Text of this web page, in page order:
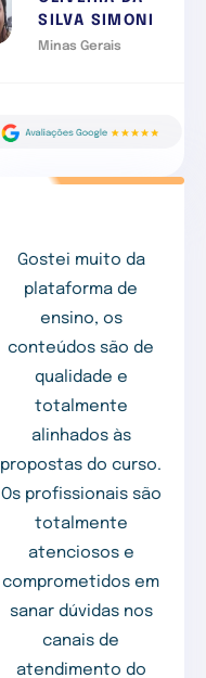
SILVA SIMONI
Minas Gerais
Gostei muito da
plataforma de
ensino, os
conteúdos são de
qualidade e
totalmente
alinhados às
propostas do curso.
Os profissionais são
totalmente
atenciosos e
comprometidos em
sanar dúvidas nos
canais de
atendimento do